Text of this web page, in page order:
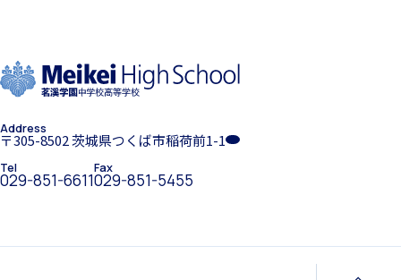
学校長挨拶
Address
〒305-8502 茨城県つくば市稲荷前1-1
Tel
029-851-6611
Fax
029-851-5455
高校入試情報